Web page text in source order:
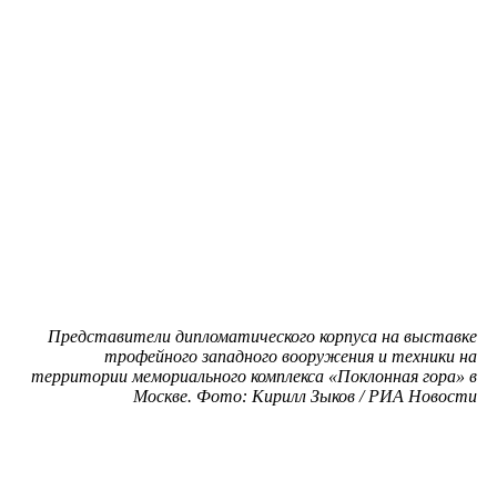
Представители дипломатического корпуса на выставке
трофейного западного вооружения и техники на
территории мемориального комплекса «Поклонная гора» в
Москве. Фото: Кирилл Зыков / РИА Новости